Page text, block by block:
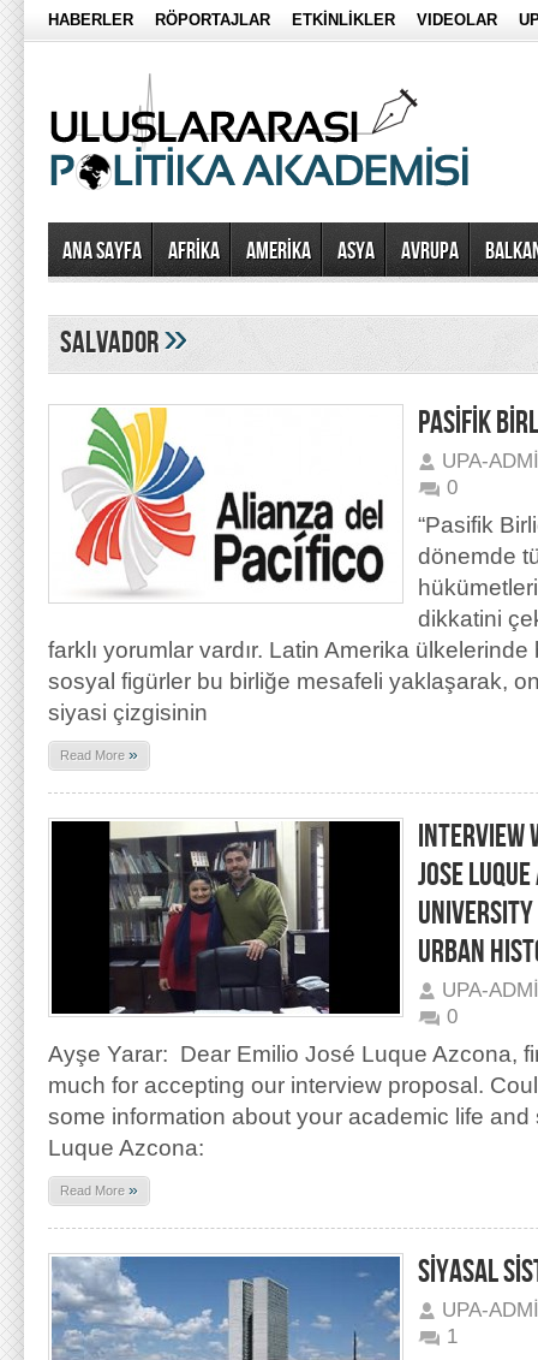
HABERLER RÖPORTAJLAR ETKİNLİKLER VIDEOLAR
Ana Sayfa AFRİKA AMERİKA ASYA AVRUPA
salvador»
PASİFİK
UPA-
0
“Pasifik
dönemde
dikkatini
farklı yorumlar vardır. Latin Amerika ülkelerinde
sosyal figürler bu birliğe mesafeli yaklaşarak,
siyasi çizgisinin
Read More »
INTERVIEW
JOSE
URBAN
UPA-
0
Ayşe Yarar: Dear Emilio José Luque Azcona,
much for accepting our interview proposal.
some information about your academic life
Luque Azcona:
Read More »
SİYASAL
UPA-
1